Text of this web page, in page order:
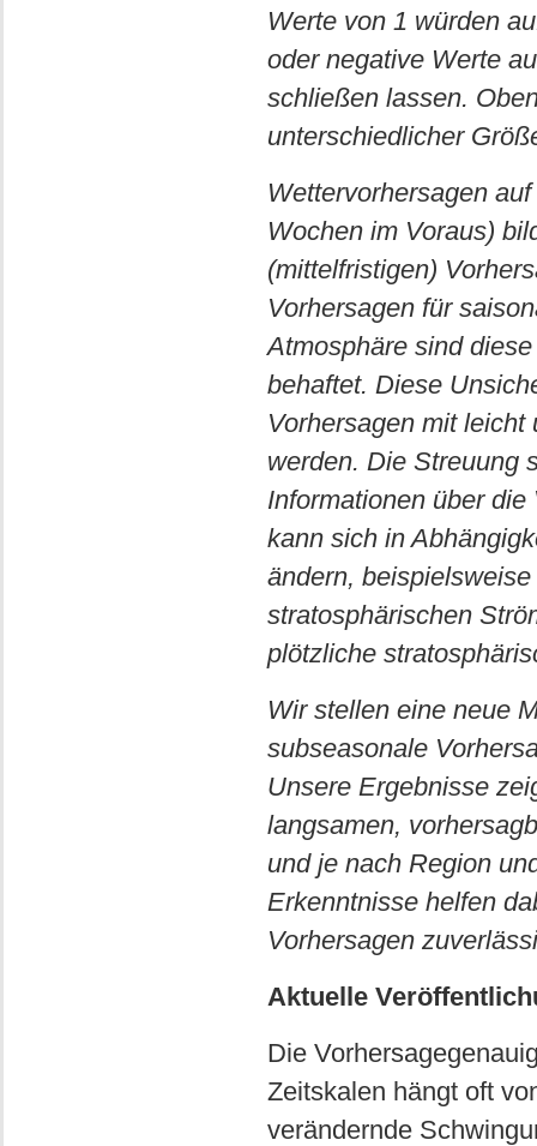
Werte von 1 würden
oder negative Werte
schließen lassen.
unterschiedlicher
Wettervorhersagen
Wochen im Voraus)
(mittelfristigen)
Vorhersagen für
Atmosphäre sind
behaftet. Diese
Vorhersagen mit
werden. Die Streuung
Informationen über
kann sich in
ändern,
stratosphärischen
plötzliche
Wir stellen eine neue
subseasonale
Unsere Ergebnisse
langsamen,
und je nach Region
Erkenntnisse helfen
Vorhersagen
Aktuelle
Die
Zeitskalen hängt oft
verändernde